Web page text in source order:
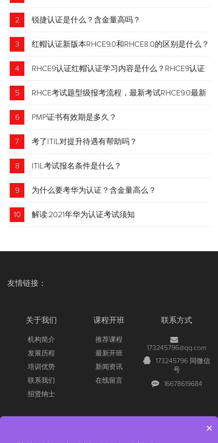
2 锐捷认证是什么？含金量高吗？
3 红帽认证新版本RHCE9.0和RHCE8.0的区别是什么？
4 RHCE9认证红帽认证学习内容是什么？RHCE9认证
介绍
5 RHCE考试题型级报考流程，最新考试RHCE9.0最新
考试 变化请悉知
6 PMP证书有效期是多久？
7 考了ITIL对提升待遇有帮助吗？
8 ITIL考试报名条件是什么？
9 为什么要考华为认证？含金量高么？
10 解读:2021年华为认证考试须知
友情链接：
关于我们
机构简介
发展历程
培训优势
联系我们
招贤纳士
课程开班
推荐课程
最新开班
新闻资讯
在线留言
联系方式
173245796@qq.com
173245796 同微信
号
16678619684
×